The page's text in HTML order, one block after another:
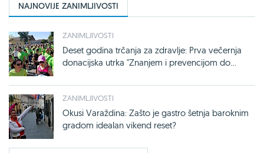
NAJNOVIJE ZANIMLJIVOSTI
ZANIMLJIVOSTI
Deset godina trčanja za zdravlje: Prva večernja
donacijska utrka "Znanjem i prevencijom do...
ZANIMLJIVOSTI
Okusi Varaždina: Zašto je gastro šetnja baroknim
gradom idealan vikend reset?